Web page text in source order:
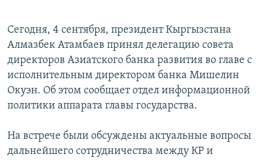
Сегодня, 4 сентября, президент Кыргызстана
Алмазбек Атамбаев принял делегацию совета
директоров Азиатского банка развития во главе с
исполнительным директором банка Мишелин
Окуэн. Об этом сообщает отдел информационной
политики аппарата главы государства.
На встрече были обсуждены актуальные вопросы
дальнейшего сотрудничества между КР и